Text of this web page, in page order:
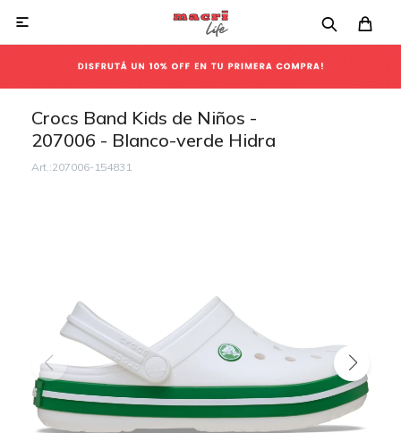

Crocs Band Kids de Niños -
207006 - Blanco-verde Hidra
207006-154831